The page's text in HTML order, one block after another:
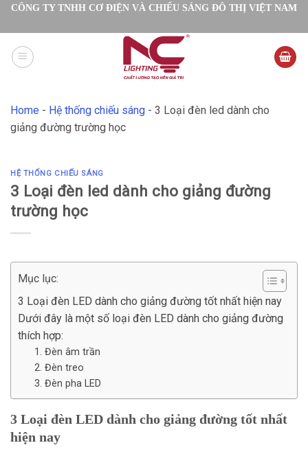
SkipCÔNG TY TNHH CƠ ĐIỆN VÀ CHIẾU SÁNG ĐÔ THỊ VIỆT NAM
Home - Hệ thống chiếu sáng - 3 Loại đèn led dành cho
giảng đường trường học
HỆ THỐNG CHIẾU SÁNG
3 Loại đèn led dành cho giảng đường
trường học
Mục lục:
3 Loại đèn LED dành cho giảng đường tốt nhất hiện nay
Dưới đây là một số loại đèn LED dành cho giảng đường
thích hợp:
1. Đèn âm trần
2. Đèn treo
3. Đèn pha LED
3 Loại đèn LED dành cho giảng đường tốt nhất
hiện nay